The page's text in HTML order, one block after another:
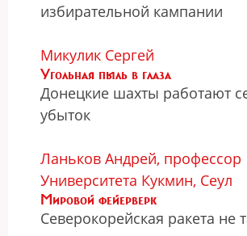
избирательной кампании
Микулик Сергей
Угольная пыль в глаза
Донецкие шахты работают
убыток
Ланьков Андрей, профессор
Университета Кукмин, Сеул
Мировой фейерверк
Северокорейская ракета не